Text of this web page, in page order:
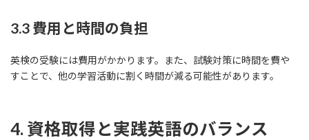
3.3 費用と時間の負担
英検の受験には費用がかかります。また、試験対策に時間を費や
すことで、他の学習活動に割く時間が減る可能性があります。
4. 資格取得と実践英語のバランス